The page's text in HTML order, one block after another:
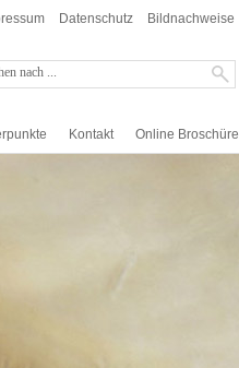
Datenschutz Bildnachweise
Kontakt Online Broschüre